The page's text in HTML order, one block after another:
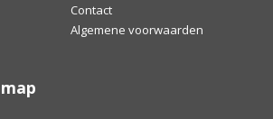
Contact
Algemene voorwaarden